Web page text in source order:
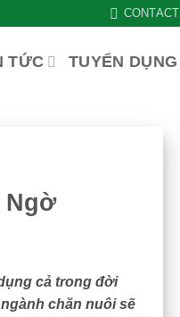
CONTACT
TỨC TUYỂN DỤNG
Ngờ
cả trong đời
chăn nuôi sẽ